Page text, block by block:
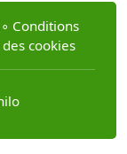
∘ Conditions
cookies